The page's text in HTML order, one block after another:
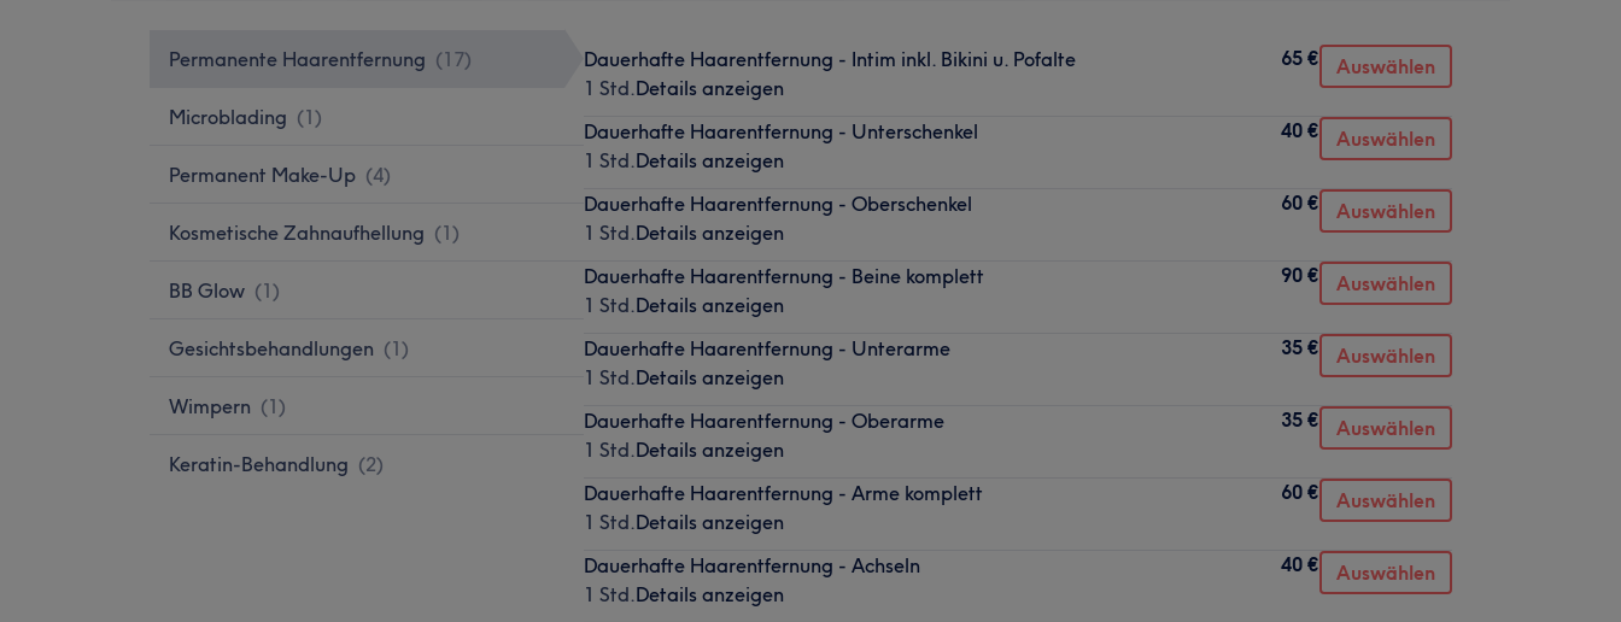
Permanente Haarentfernung (17)
Microblading (1)
Permanent Make-Up (4)
Kosmetische Zahnaufhellung (1)
BB Glow (1)
Gesichtsbehandlungen (1)
Wimpern (1)
Keratin-Behandlung (2)
Dauerhafte Haarentfernung - Intim inkl. Bikini u. Pofalte
1 Std.Details anzeigen
65 € Auswählen
Dauerhafte Haarentfernung - Unterschenkel
1 Std.Details anzeigen
40 € Auswählen
Dauerhafte Haarentfernung - Oberschenkel
1 Std.Details anzeigen
60 € Auswählen
Dauerhafte Haarentfernung - Beine komplett
1 Std.Details anzeigen
90 € Auswählen
Dauerhafte Haarentfernung - Unterarme
1 Std.Details anzeigen
35 € Auswählen
Dauerhafte Haarentfernung - Oberarme
1 Std.Details anzeigen
35 € Auswählen
Dauerhafte Haarentfernung - Arme komplett
1 Std.Details anzeigen
60 € Auswählen
Dauerhafte Haarentfernung - Achseln
1 Std.Details anzeigen
40 € Auswählen